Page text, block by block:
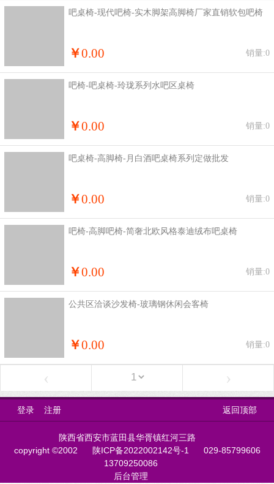
吧桌椅-现代吧椅-实木脚架高脚椅厂家直销软包吧椅
￥0.00 销量:0
吧椅-吧桌椅-玲珑系列水吧区桌椅
￥0.00 销量:0
吧桌椅-高脚椅-月白酒吧桌椅系列定做批发
￥0.00 销量:0
吧椅-高脚吧椅-简奢北欧风格泰迪绒布吧桌椅
￥0.00 销量:0
公共区洽谈沙发椅-玻璃钢休闲会客椅
￥0.00 销量:0
‹ ›
登录 注册 返回顶部
陕西省西安市蓝田县华胥镇红河三路
copyright ©2002
陕ICP备2022002142号-1
029-85799606
13709250086
后台管理